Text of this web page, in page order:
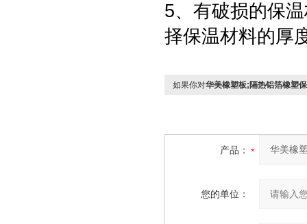
5、有破损的保
择保温材料的厚
如果你对华美橡塑板;隔热铝箔橡塑
产品：
您的单位：